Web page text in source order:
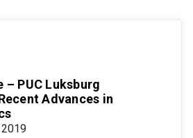
– PUC Luksburg
Advances in